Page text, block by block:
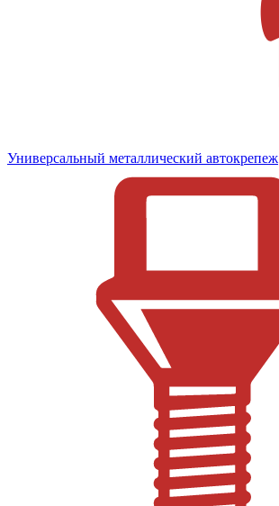
Универсальный металлический автокрепеж